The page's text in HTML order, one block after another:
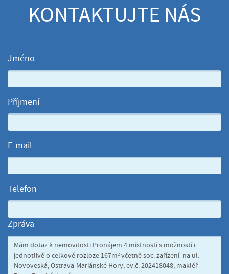
KONTAKTUJTE NÁS
Jméno
Příjmení
E-mail
Telefon
Zpráva